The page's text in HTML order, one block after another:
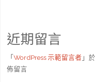
近期留言
「WordPress 示範留言者 」
佈留言